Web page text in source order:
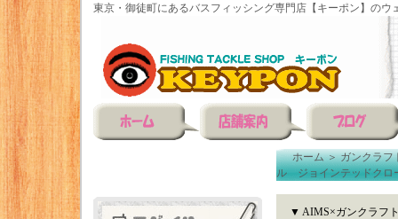
東京・御徒町にあるバスフィッシング専門店【キーポン】のウ
ホーム＞ガンクラフ
ル ジョインテッドクロ
▼ AIMS×ガンクラフ